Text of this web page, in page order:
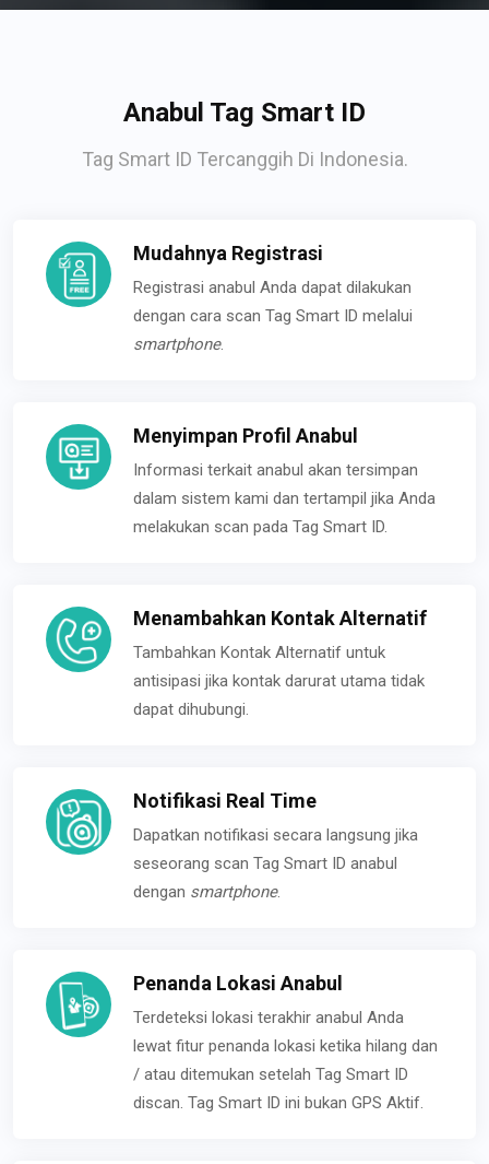
Anabul Tag Smart ID
Tag Smart ID Tercanggih Di Indonesia.
Mudahnya Registrasi
Registrasi anabul Anda dapat dilakukan
dengan cara scan Tag Smart ID melalui
smartphone.
Menyimpan Profil Anabul
Informasi terkait anabul akan tersimpan
dalam sistem kami dan tertampil jika Anda
melakukan scan pada Tag Smart ID.
Menambahkan Kontak Alternatif
Tambahkan Kontak Alternatif untuk
antisipasi jika kontak darurat utama tidak
dapat dihubungi.
Notifikasi Real Time
Dapatkan notifikasi secara langsung jika
seseorang scan Tag Smart ID anabul
dengan smartphone.
Penanda Lokasi Anabul
Terdeteksi lokasi terakhir anabul Anda
lewat fitur penanda lokasi ketika hilang dan
/ atau ditemukan setelah Tag Smart ID
discan. Tag Smart ID ini bukan GPS Aktif.